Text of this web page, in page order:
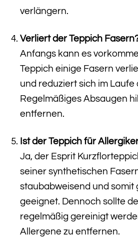
verlängern.
Verliert der Teppich
Anfangs kann es
Teppich einige Fasern
und reduziert sich im Laufe
Regelmäßiges Absaugen
entfernen.
Ist der Teppich für
Ja, der Esprit
seiner synthetischen
staubabweisend und somit
geeignet. Dennoch sollte
regelmäßig gereinigt
Allergene zu entfernen.